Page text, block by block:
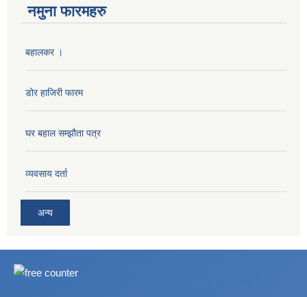
नमुना फारमहरु
बहालकर ।
डोर हाजिरी फारम
घर बहाल सम्झौता पत्र
व्यवसाय दर्ता
अन्य